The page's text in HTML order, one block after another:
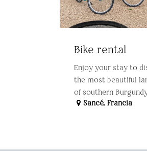
Bike rental
Enjoy your stay to
the most beautiful
of southern
Sancé, Francia